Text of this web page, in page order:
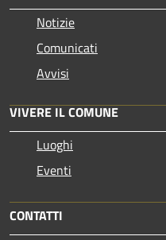
Notizie
Comunicati
Avvisi
VIVERE IL COMUNE
Luoghi
Eventi
CONTATTI